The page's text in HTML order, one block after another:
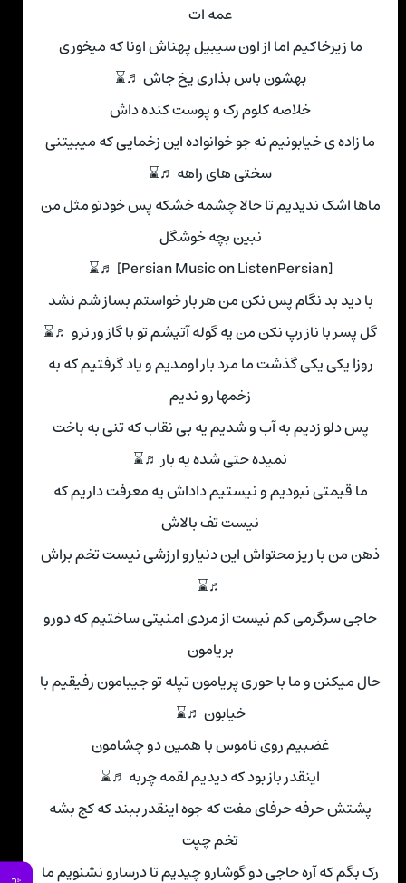
عمه ات
ما زیرخاکیم اما از اون سیبیل پهناش اونا که میخوری
بهشون باس بذاری یخ جاش ♬⌛
خلاصه کلوم رک و پوست کنده داش
ما زاده ی خیابونیم نه جو خوانواده این زخمایی که میبیتنی
سختی های راهه ♬⌛
ماها اشک ندیدیم تا حالا چشمه خشکه پس خودتو مثل من
نبین بچه خوشگل
[Persian Music on ListenPersian] ♬⌛
با دید بد نگام پس نکن من هر بار خواستم بساز شم نشد
گل پسر با ناز رپ نکن من یه گوله آتیشم تو با گاز ور نرو ♬⌛
روزا یکی یکی گذشت ما مرد بار اومدیم و یاد گرفتیم که به
زخمها رو ندیم
پس دلو زدیم به آب و شدیم یه بی نقاب که تنی به باخت
نمیده حتی شده یه بار ♬⌛
ما قیمتی نبودیم و نیستیم داداش یه معرفت داریم که
نیست تف بالاش
ذهن من با ریز محتواش این دنیارو ارزشی نیست تخم براش
♬⌛
حاجی سرگرمی کم نیست از مردی امنیتی ساختیم که دورو
بریامون
حال میکنن و ما با حوری پریامون تپله تو جیبامون رفیقیم با
خیابون ♬⌛
غضبیم روی ناموس با همین دو چشامون
اینقدر باز بود که دیدیم لقمه چربه ♬⌛
پشتش حرفه حرفای مفت که جوه اینقدر ببند که کج بشه
تخم چپت
رک بگم که آره حاجی دو گوشارو چیدیم تا درسارو نشنویم ما